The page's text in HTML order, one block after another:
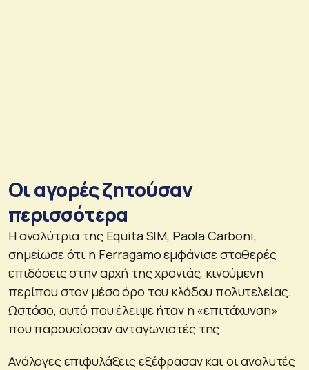
Οι αγορές ζητούσαν
περισσότερα
Η αναλύτρια της Equita SIM, Paola Carboni,
σημείωσε ότι η Ferragamo εμφάνισε σταθερές
επιδόσεις στην αρχή της χρονιάς, κινούμενη
περίπου στον μέσο όρο του κλάδου πολυτελείας.
Ωστόσο, αυτό που έλειψε ήταν η «επιτάχυνση»
που παρουσίασαν ανταγωνιστές της.
Ανάλογες επιφυλάξεις εξέφρασαν και οι αναλυτές